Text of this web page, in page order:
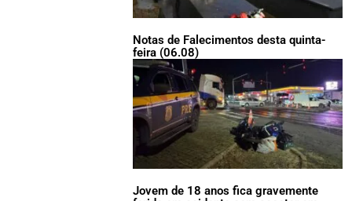
Notas de Falecimentos desta quinta-
feira (06.08)
Jovem de 18 anos fica gravemente